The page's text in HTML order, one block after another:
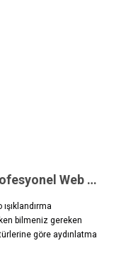
Kusursuz Görüntünün Sırrı: Profesyonel Web TV ve Greenbox Stüdyo Işıklandırma Rehberi
bilmeniz gereken
göre aydınlatma